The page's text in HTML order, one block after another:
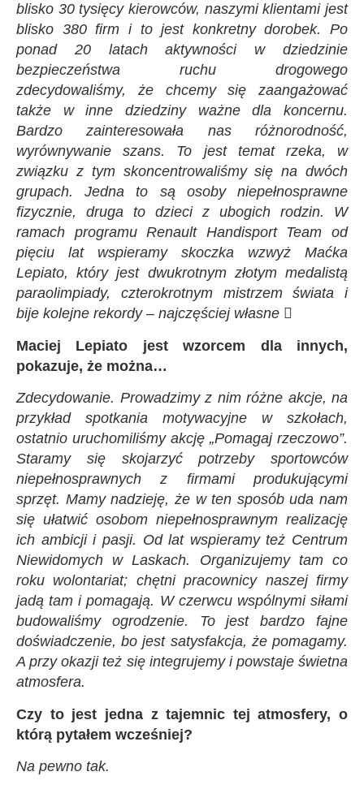
blisko 30 tysięcy kierowców, naszymi klientami jest
blisko 380 firm i to jest konkretny dorobek. Po
ponad 20 latach aktywności w dziedzinie
bezpieczeństwa ruchu drogowego
zdecydowaliśmy, że chcemy się zaangażować
także w inne dziedziny ważne dla koncernu.
Bardzo zainteresowała nas różnorodność,
wyrównywanie szans. To jest temat rzeka, w
związku z tym skoncentrowaliśmy się na dwóch
grupach. Jedna to są osoby niepełnosprawne
fizycznie, druga to dzieci z ubogich rodzin. W
ramach programu Renault Handisport Team od
pięciu lat wspieramy skoczka wzwyż Maćka
Lepiato, który jest dwukrotnym złotym medalistą
paraolimpiady, czterokrotnym mistrzem świata i
bije kolejne rekordy – najczęściej własne 
Maciej Lepiato jest wzorcem dla innych,
pokazuje, że można…
Zdecydowanie. Prowadzimy z nim różne akcje, na
przykład spotkania motywacyjne w szkołach,
ostatnio uruchomiliśmy akcję „Pomagaj rzeczowo”.
Staramy się skojarzyć potrzeby sportowców
niepełnosprawnych z firmami produkującymi
sprzęt. Mamy nadzieję, że w ten sposób uda nam
się ułatwić osobom niepełnosprawnym realizację
ich ambicji i pasji. Od lat wspieramy też Centrum
Niewidomych w Laskach. Organizujemy tam co
roku wolontariat; chętni pracownicy naszej firmy
jadą tam i pomagają. W czerwcu wspólnymi siłami
budowaliśmy ogrodzenie. To jest bardzo fajne
doświadczenie, bo jest satysfakcja, że pomagamy.
A przy okazji też się integrujemy i powstaje świetna
atmosfera.
Czy to jest jedna z tajemnic tej atmosfery, o
którą pytałem wcześniej?
Na pewno tak.